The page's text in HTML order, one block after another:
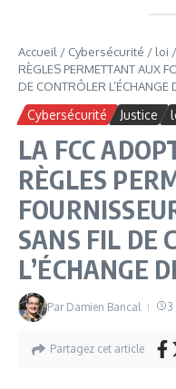
Accueil / Cybersécurité / loi /
RÈGLES PERMETTANT AUX
DE CONTRÔLER L’ÉCHANGE
Cybersécurité Justice
LA FCC
RÈGLES
SANS FIL DE
L’ÉCHANGE
Par Damien Bancal 3
Partagez cet article